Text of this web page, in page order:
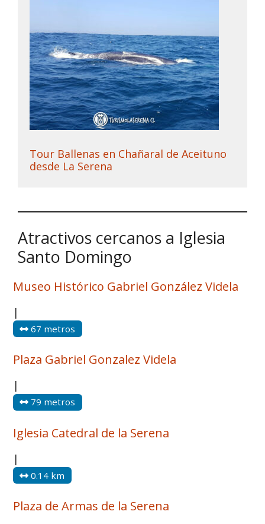
Tour Ballenas en Chañaral de Aceituno
desde La Serena
Atractivos cercanos a Iglesia
Santo Domingo
Museo Histórico Gabriel González Videla
|
67 metros
Plaza Gabriel Gonzalez Videla
|
79 metros
Iglesia Catedral de la Serena
|
0.14 km
Plaza de Armas de la Serena